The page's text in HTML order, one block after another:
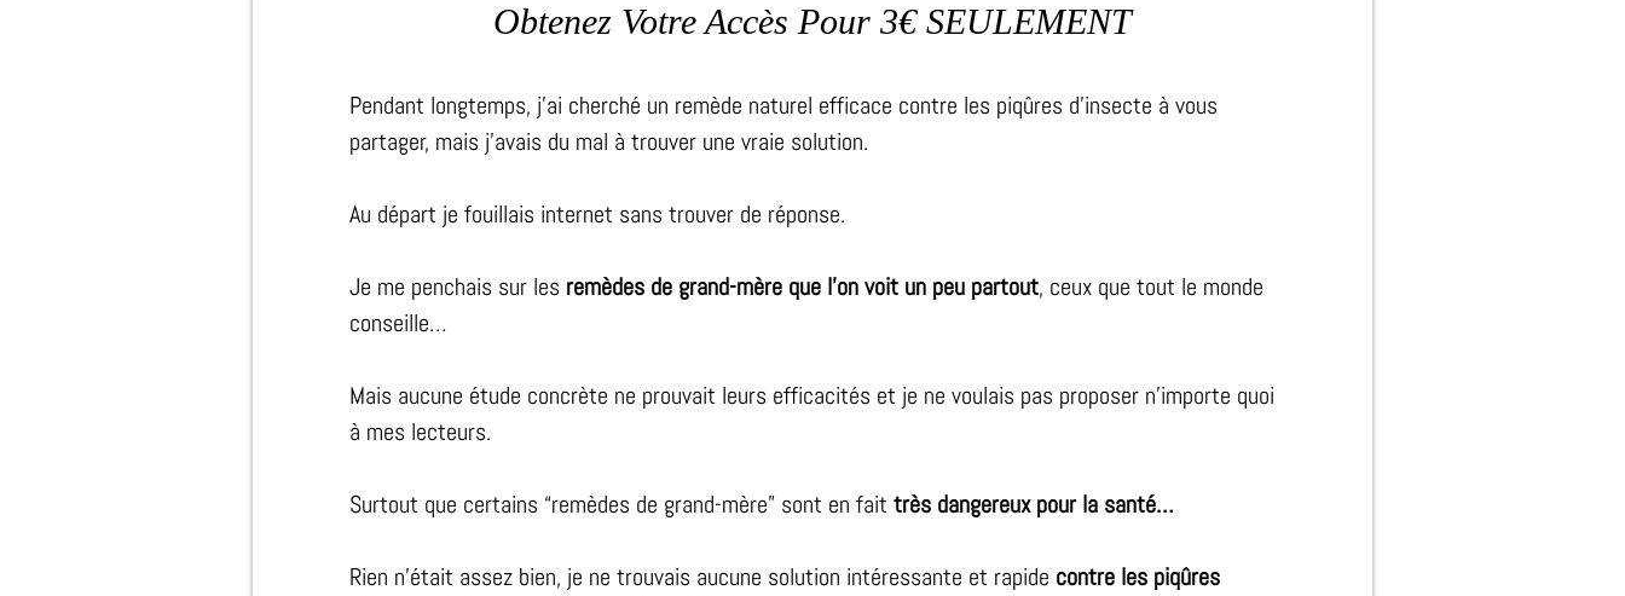
Obtenez Votre Accès Pour 3€ SEULEMENT
Pendant longtemps, j'ai cherché un remède naturel efficace contre les piqûres d’insecte à vous
partager, mais j'avais du mal à trouver une vraie solution.
Au départ je fouillais internet sans trouver de réponse.
Je me penchais sur les remèdes de grand-mère que l’on voit un peu partout, ceux que tout le monde
conseille…
Mais aucune étude concrète ne prouvait leurs efficacités et je ne voulais pas proposer n’importe quoi
à mes lecteurs.
Surtout que certains “remèdes de grand-mère” sont en fait très dangereux pour la santé…
Rien n’était assez bien, je ne trouvais aucune solution intéressante et rapide contre les piqûres